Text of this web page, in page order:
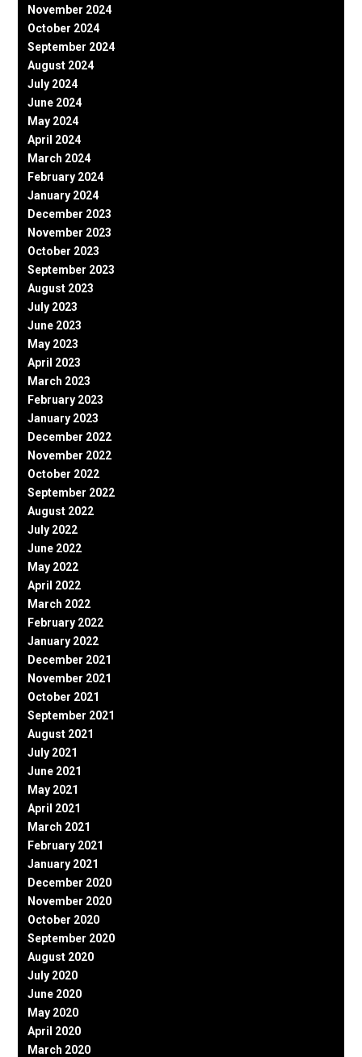
November 2024
October 2024
September 2024
August 2024
July 2024
June 2024
May 2024
April 2024
March 2024
February 2024
January 2024
December 2023
November 2023
October 2023
September 2023
August 2023
July 2023
June 2023
May 2023
April 2023
March 2023
February 2023
January 2023
December 2022
November 2022
October 2022
September 2022
August 2022
July 2022
June 2022
May 2022
April 2022
March 2022
February 2022
January 2022
December 2021
November 2021
October 2021
September 2021
August 2021
July 2021
June 2021
May 2021
April 2021
March 2021
February 2021
January 2021
December 2020
November 2020
October 2020
September 2020
August 2020
July 2020
June 2020
May 2020
April 2020
March 2020